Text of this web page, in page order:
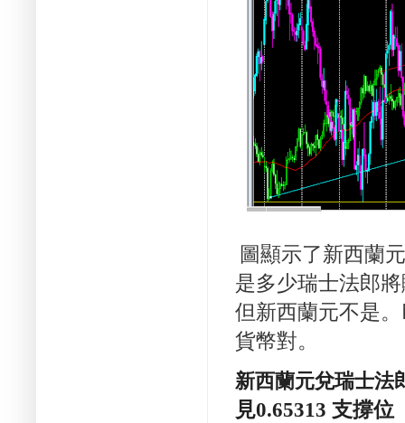
圖顯示了新西蘭
是多少瑞士法郎
但新西蘭元不是。
貨幣對。
新西蘭元兌瑞士法
見0.65313 支撐位